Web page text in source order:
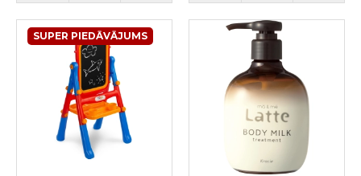
SUPER PIEDĀVĀJUMS